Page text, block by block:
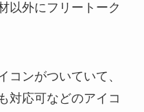
以外にフリートーク
コンがついていて、
対応可などのアイコ